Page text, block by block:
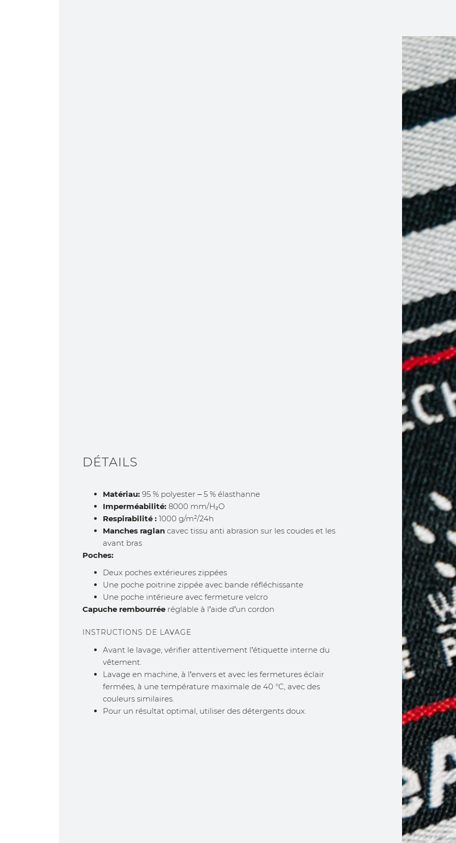
DÉTAILS
Matériau:95 % polyester – 5 % élasthanne
Imperméabilité:8000 mm/H₂O
Respirabilité :1000 g/m²/24h
Manches raglancavec tissu anti abrasion sur les coudes et les
avant bras
Poches:
Deux poches extérieures zippées
Une poche poitrine zippée avec bande réfléchissante
Une poche intérieure avec fermeture velcro
Capuche rembourréeréglable à l’aide d’un cordon
INSTRUCTIONS DE LAVAGE
Avant le lavage, vérifier attentivement l’étiquette interne du
vêtement.
Lavage en machine, à l’envers et avec les fermetures éclair
fermées, à une température maximale de 40 °C, avec des
couleurs similaires.
Pour un résultat optimal, utiliser des détergents doux.